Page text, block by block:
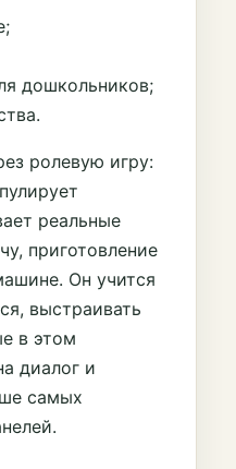
дошкольников;
ролевую игру:
реальные
приготовление
Он учится
выстраивать
в этом
диалог и
самых